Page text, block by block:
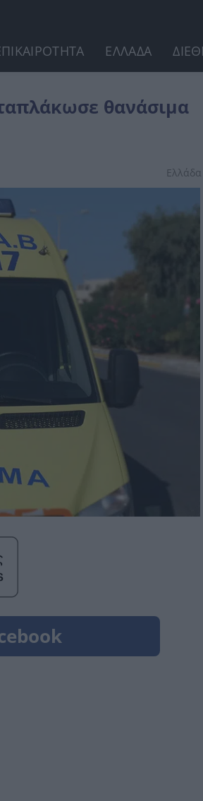
ΕΛΛΑΔΑ
θανάσιμα
Ελλάδα